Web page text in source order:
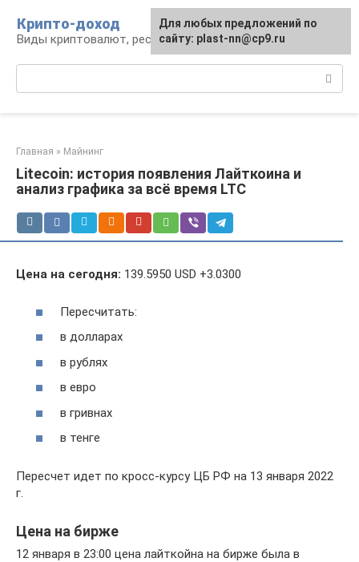
контенту
Крипто-доход
Виды криптовалют, ресурсы и сервисы
Главная » Майнинг
Litecoin: история появления Лайткоина и
анализ графика за всё время LTC
Цена на сегодня: 139.5950 USD +3.0300
Пересчитать:
в долларах
в рублях
в евро
в гривнах
в тенге
Пересчет идет по кросс-курсу ЦБ РФ на 13 января 2022
г.
Цена на бирже
12 января в 23:00 цена лайткойна на бирже была в
Для любых предложений по
сайту: plast-nn@cp9.ru